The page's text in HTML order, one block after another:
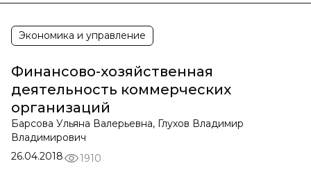
Экономика и управление
Финансово-хозяйственная
деятельность коммерческих
организаций
Барсова Ульяна Валерьевна, Глухов Владимир
Владимирович
26.04.2018
1910